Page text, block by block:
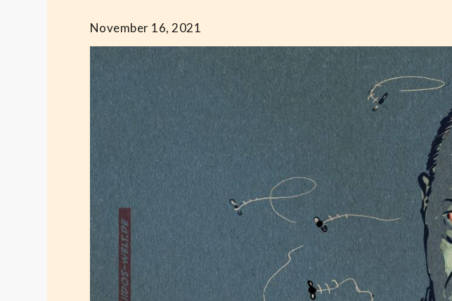
November 16, 2021